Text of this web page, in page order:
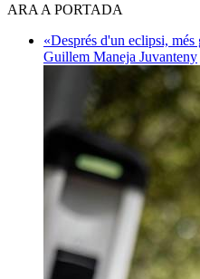
ARA A PORTADA
«Després d'un eclipsi, més
Guillem Maneja Juvanteny